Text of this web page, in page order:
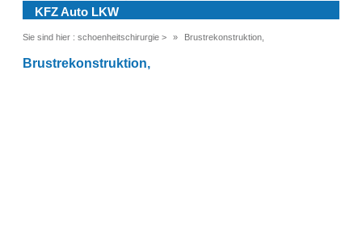
KFZ Auto LKW
Sie sind hier : schoenheitschirurgie > Brustrekonstruktion,
Brustrekonstruktion,